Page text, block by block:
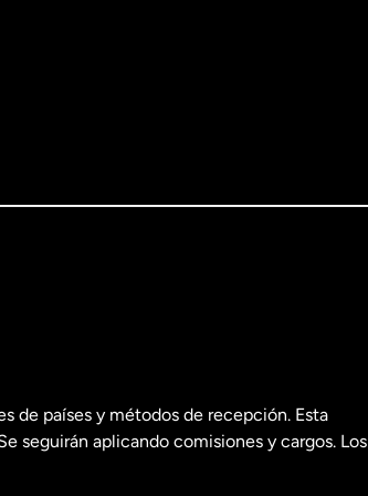
de países y métodos de recepción. Esta
seguirán aplicando comisiones y cargos. Los